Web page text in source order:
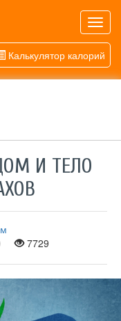
Калькулятор калорий
И ТЕЛО
7729